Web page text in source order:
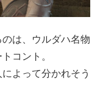
は、ウルダハ名物
コント。
よって分かれそう